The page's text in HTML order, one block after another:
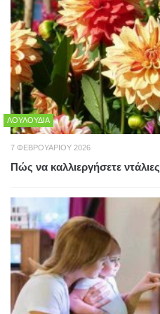
ΛΟΥΛΟΎΔΙΑ
7 ΦΕΒΡΟΥΑΡΊΟΥ 2026
Πώς να καλλιεργήσετε ντάλιες